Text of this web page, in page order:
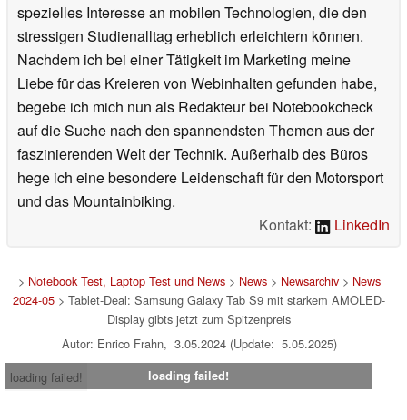
spezielles Interesse an mobilen Technologien, die den
stressigen Studienalltag erheblich erleichtern können.
Nachdem ich bei einer Tätigkeit im Marketing meine
Liebe für das Kreieren von Webinhalten gefunden habe,
begebe ich mich nun als Redakteur bei Notebookcheck
auf die Suche nach den spannendsten Themen aus der
faszinierenden Welt der Technik. Außerhalb des Büros
hege ich eine besondere Leidenschaft für den Motorsport
und das Mountainbiking.
Kontakt:
LinkedIn
> Notebook Test, Laptop Test und News> News> Newsarchiv> News
2024-05 > Tablet-Deal: Samsung Galaxy Tab S9 mit starkem AMOLED-
Display gibts jetzt zum Spitzenpreis
Autor: Enrico Frahn, 3.05.2024 (Update: 5.05.2025)
loading failed!
loading failed!